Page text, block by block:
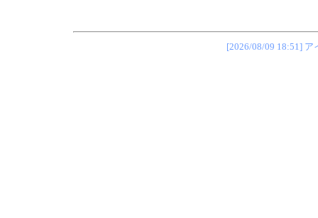
[2026/08/09 18:51]